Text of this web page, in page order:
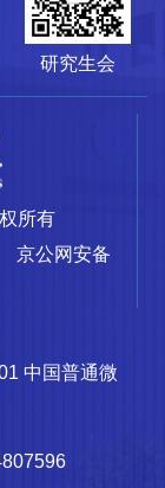
研究生会
所有
京公网安备
中国普通微